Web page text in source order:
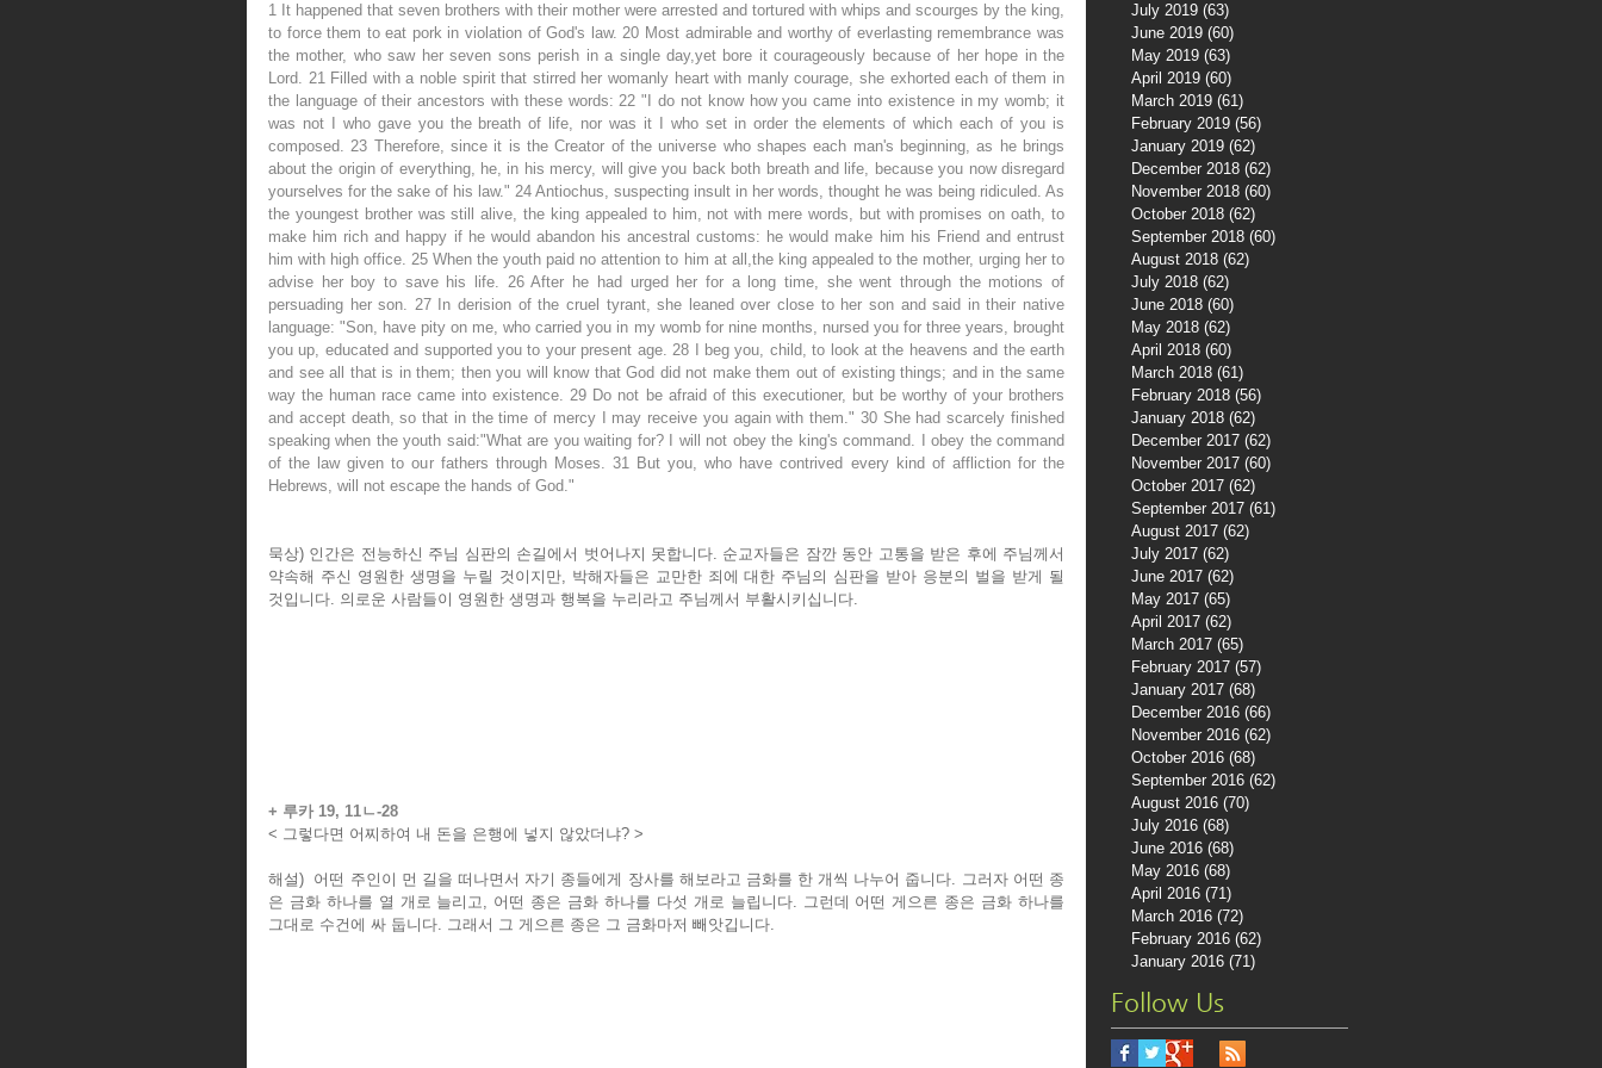
July 2019 (63)
June 2019 (60)
May 2019 (63)
April 2019 (60)
March 2019 (61)
February 2019 (56)
January 2019 (62)
December 2018 (62)
November 2018 (60)
October 2018 (62)
September 2018 (60)
August 2018 (62)
July 2018 (62)
June 2018 (60)
May 2018 (62)
April 2018 (60)
March 2018 (61)
February 2018 (56)
January 2018 (62)
December 2017 (62)
November 2017 (60)
October 2017 (62)
September 2017 (61)
August 2017 (62)
July 2017 (62)
June 2017 (62)
May 2017 (65)
April 2017 (62)
March 2017 (65)
February 2017 (57)
January 2017 (68)
December 2016 (66)
November 2016 (62)
October 2016 (68)
September 2016 (62)
August 2016 (70)
July 2016 (68)
June 2016 (68)
May 2016 (68)
April 2016 (71)
March 2016 (72)
February 2016 (62)
January 2016 (71)
Follow Us
1 It happened that seven brothers with their mother were arrested and tortured with whips and scourges by the king,
to force them to eat pork in violation of God's law. 20 Most admirable and worthy of everlasting remembrance was
the mother, who saw her seven sons perish in a single day,yet bore it courageously because of her hope in the
Lord. 21 Filled with a noble spirit that stirred her womanly heart with manly courage, she exhorted each of them in
the language of their ancestors with these words: 22 "I do not know how you came into existence in my womb; it
was not I who gave you the breath of life, nor was it I who set in order the elements of which each of you is
composed. 23 Therefore, since it is the Creator of the universe who shapes each man's beginning, as he brings
about the origin of everything, he, in his mercy, will give you back both breath and life, because you now disregard
yourselves for the sake of his law." 24 Antiochus, suspecting insult in her words, thought he was being ridiculed. As
the youngest brother was still alive, the king appealed to him, not with mere words, but with promises on oath, to
make him rich and happy if he would abandon his ancestral customs: he would make him his Friend and entrust
him with high office. 25 When the youth paid no attention to him at all,the king appealed to the mother, urging her to
advise her boy to save his life. 26 After he had urged her for a long time, she went through the motions of
persuading her son. 27 In derision of the cruel tyrant, she leaned over close to her son and said in their native
language: "Son, have pity on me, who carried you in my womb for nine months, nursed you for three years, brought
you up, educated and supported you to your present age. 28 I beg you, child, to look at the heavens and the earth
and see all that is in them; then you will know that God did not make them out of existing things; and in the same
way the human race came into existence. 29 Do not be afraid of this executioner, but be worthy of your brothers
and accept death, so that in the time of mercy I may receive you again with them." 30 She had scarcely finished
speaking when the youth said:"What are you waiting for? I will not obey the king's command. I obey the command
of the law given to our fathers through Moses. 31 But you, who have contrived every kind of affliction for the
Hebrews, will not escape the hands of God."
묵상) 인간은 전능하신 주님 심판의 손길에서 벗어나지 못합니다. 순교자들은 잠깐 동안 고통을 받은 후에 주님께서
약속해 주신 영원한 생명을 누릴 것이지만, 박해자들은 교만한 죄에 대한 주님의 심판을 받아 응분의 벌을 받게 될
것입니다. 의로운 사람들이 영원한 생명과 행복을 누리라고 주님께서 부활시키십니다.
+ 루카 19, 11ㄴ-28
< 그렇다면 어찌하여 내 돈을 은행에 넣지 않았더냐? >
해설)  어떤 주인이 먼 길을 떠나면서 자기 종들에게 장사를 해보라고 금화를 한 개씩 나누어 줍니다. 그러자 어떤 종
은 금화 하나를 열 개로 늘리고, 어떤 종은 금화 하나를 다섯 개로 늘립니다. 그런데 어떤 게으른 종은 금화 하나를
그대로 수건에 싸 둡니다. 그래서 그 게으른 종은 그 금화마저 빼앗깁니다.